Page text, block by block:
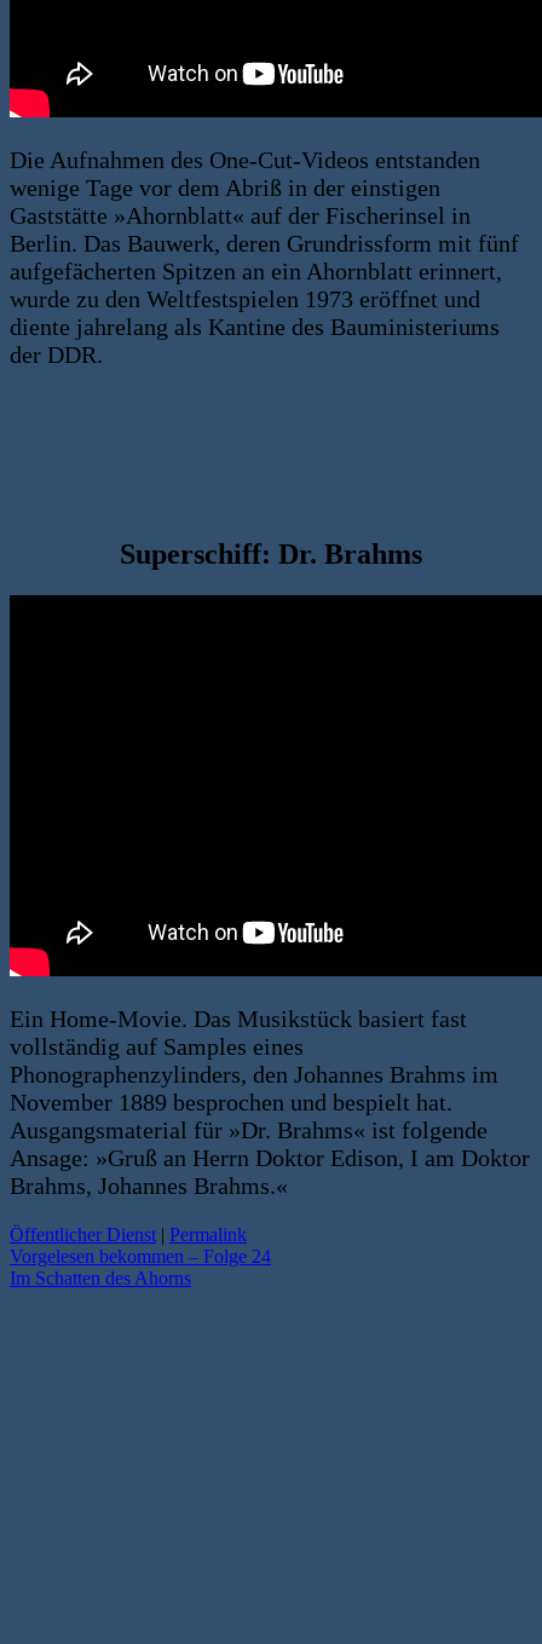
Die Aufnahmen des One-Cut-Videos entstanden
wenige Tage vor dem Abriß in der einstigen
Gaststätte »Ahornblatt« auf der Fischerinsel in
Berlin. Das Bauwerk, deren Grundrissform mit fünf
aufgefächerten Spitzen an ein Ahornblatt erinnert,
wurde zu den Weltfestspielen 1973 eröffnet und
diente jahrelang als Kantine des Bauministeriums
der DDR.
Superschiff: Dr. Brahms
Ein Home-Movie. Das Musikstück basiert fast
vollständig auf Samples eines
Phonographenzylinders, den Johannes Brahms im
November 1889 besprochen und bespielt hat.
Ausgangsmaterial für »Dr. Brahms« ist folgende
Ansage: »Gruß an Herrn Doktor Edison, I am Doktor
Brahms, Johannes Brahms.«
Öffentlicher Dienst | Permalink
Vorgelesen bekommen – Folge 24
Im Schatten des Ahorns